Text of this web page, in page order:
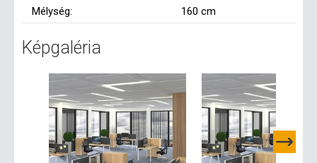
Mélység:
160 cm
Képgaléria